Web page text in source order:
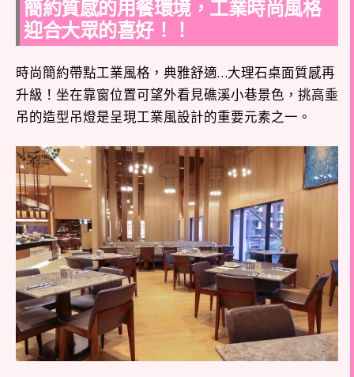
簡約質感的用餐環境，工業時尚風格
迎合大眾的喜好！！
時尚簡約帶點工業風格，典雅舒適…大理石桌面質感再
升級！坐在靠窗位置可望外看見礁溪小巷景色，挑高埀
吊的造型吊燈是呈現工業風設計的重要元素之一。